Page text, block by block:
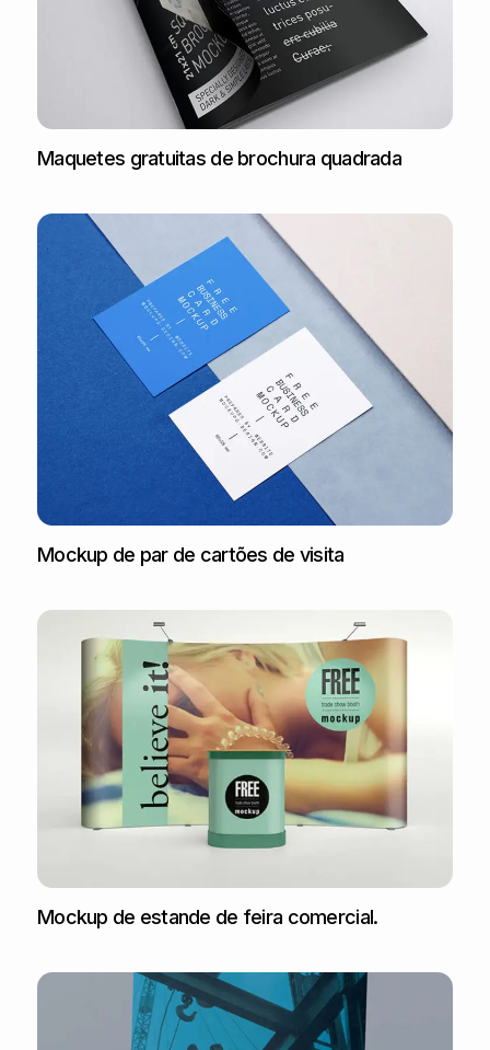
Maquetes gratuitas de brochura quadrada
Mockup de par de cartões de visita
Mockup de estande de feira comercial.